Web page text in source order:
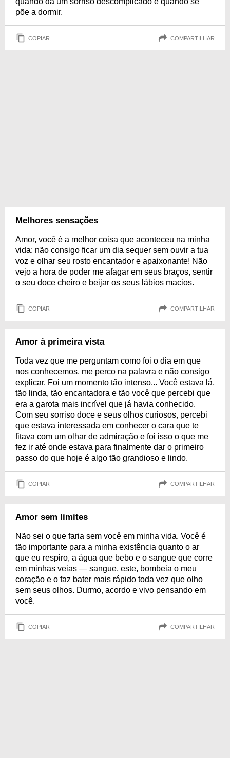
põe a dormir.
COPIAR COMPARTILHAR
Melhores sensações
Amor, você é a melhor coisa que aconteceu na minha
vida; não consigo ficar um dia sequer sem ouvir a tua
voz e olhar seu rosto encantador e apaixonante! Não
vejo a hora de poder me afagar em seus braços, sentir
o seu doce cheiro e beijar os seus lábios macios.
COPIAR COMPARTILHAR
Amor à primeira vista
Toda vez que me perguntam como foi o dia em que
nos conhecemos, me perco na palavra e não consigo
explicar. Foi um momento tão intenso... Você estava lá,
tão linda, tão encantadora e tão você que percebi que
era a garota mais incrível que já havia conhecido.
Com seu sorriso doce e seus olhos curiosos, percebi
que estava interessada em conhecer o cara que te
fitava com um olhar de admiração e foi isso o que me
fez ir até onde estava para finalmente dar o primeiro
passo do que hoje é algo tão grandioso e lindo.
COPIAR COMPARTILHAR
Amor sem limites
Não sei o que faria sem você em minha vida. Você é
tão importante para a minha existência quanto o ar
que eu respiro, a água que bebo e o sangue que corre
em minhas veias — sangue, este, bombeia o meu
coração e o faz bater mais rápido toda vez que olho
sem seus olhos. Durmo, acordo e vivo pensando em
você.
COPIAR COMPARTILHAR